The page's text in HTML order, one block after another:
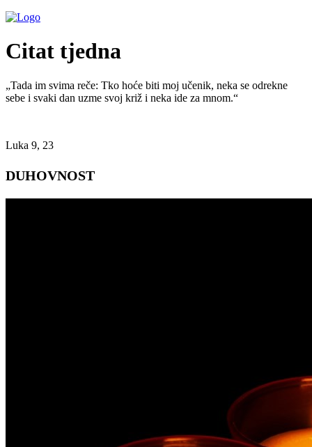
Citat tjedna
„Tada im svima reče: Tko hoće biti moj učenik, neka se odrekne
sebe i svaki dan uzme svoj križ i neka ide za mnom.“
Luka 9, 23
DUHOVNOST